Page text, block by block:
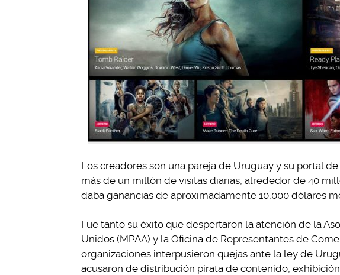
Los creadores son una pareja de Uruguay y su portal
más de un millón de visitas diarias, alrededor de 40
daba ganancias de aproximadamente 10,000 dólares
Fue tanto su éxito que despertaron la atención de la
Unidos (MPAA) y la Oficina de Representantes de
organizaciones interpusieron quejas ante la ley de
acusaron de distribución pirata de contenido,